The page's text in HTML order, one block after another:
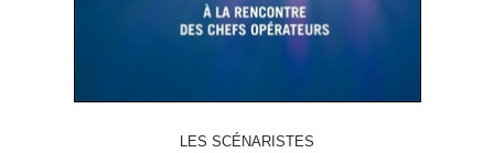
LES SCÉNARISTES